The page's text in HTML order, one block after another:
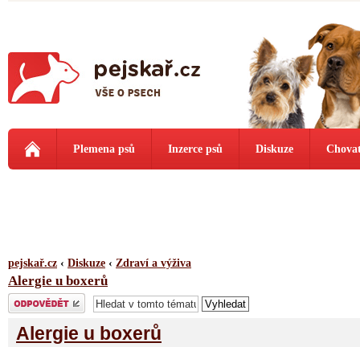
Plemena psů Inzerce psů Diskuze
pejskař.cz ‹ Diskuze ‹ Zdraví a výživa
Alergie u boxerů
Odeslat odpověď
Alergie u boxerů